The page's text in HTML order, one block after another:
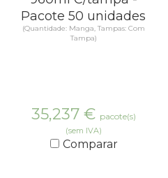
Pacote 50 unidades
(Quantidade: Manga, Tampas: Com
Tampa)
35,237 € pacote(s)
(sem IVA)
Comparar